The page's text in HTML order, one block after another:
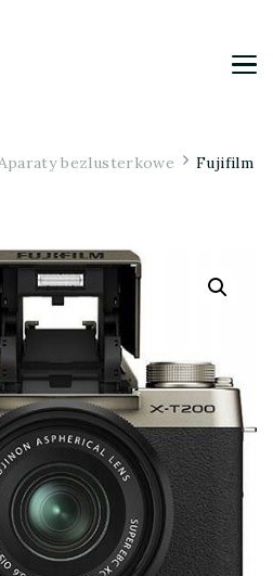
bezlusterkowe
Fujifilm